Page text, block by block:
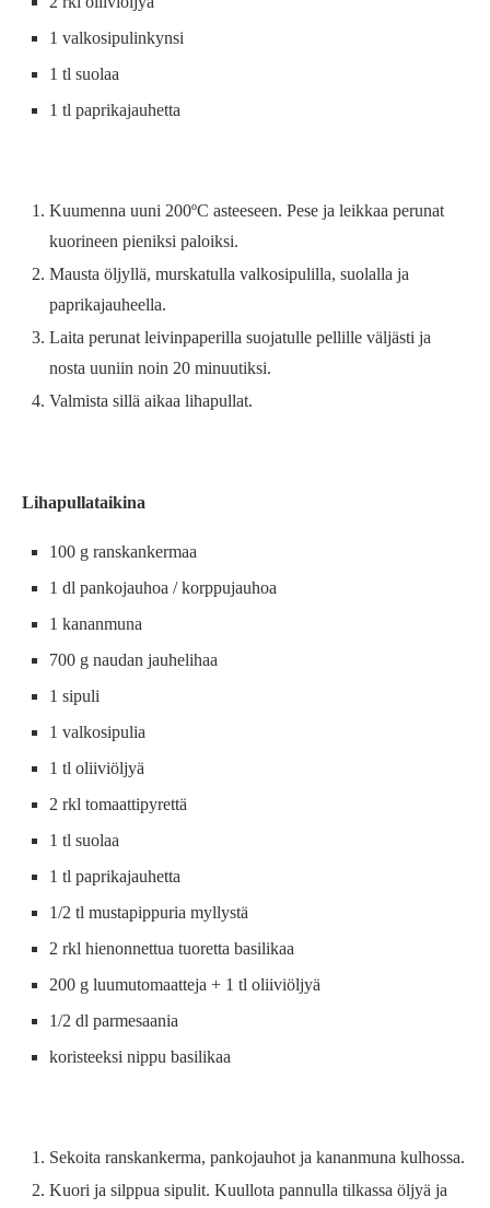
1 valkosipulinkynsi
1 tl suolaa
1 tl paprikajauhetta
Kuumenna uuni 200ºC asteeseen. Pese ja leikkaa perunat
kuorineen pieniksi paloiksi.
Mausta öljyllä, murskatulla valkosipulilla, suolalla ja
paprikajauheella.
Laita perunat leivinpaperilla suojatulle pellille väljästi ja
nosta uuniin noin 20 minuutiksi.
Valmista sillä aikaa lihapullat.
Lihapullataikina
100 g ranskankermaa
1 dl pankojauhoa / korppujauhoa
1 kananmuna
700 g naudan jauhelihaa
1 sipuli
1 valkosipulia
1 tl oliiviöljyä
2 rkl tomaattipyrettä
1 tl suolaa
1 tl paprikajauhetta
1/2 tl mustapippuria myllystä
2 rkl hienonnettua tuoretta basilikaa
200 g luumutomaatteja + 1 tl oliiviöljyä
1/2 dl parmesaania
koristeeksi nippu basilikaa
Sekoita ranskankerma, pankojauhot ja kananmuna kulhossa.
Kuori ja silppua sipulit. Kuullota pannulla tilkassa öljyä ja